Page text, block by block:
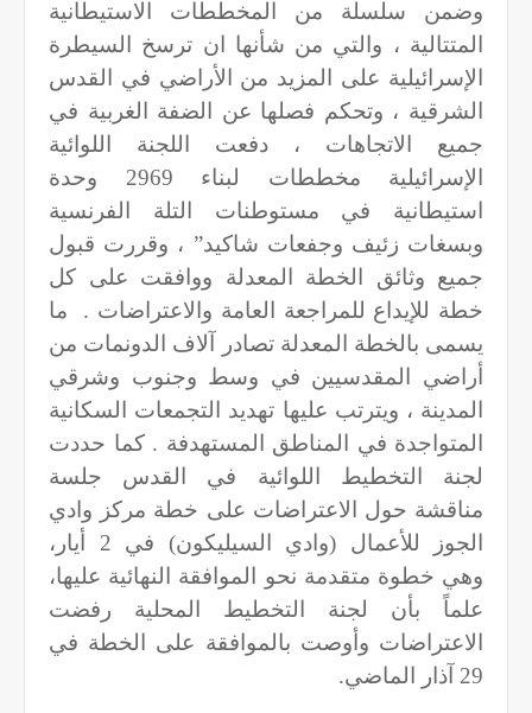
وضمن سلسلة من المخططات الاستيطانية
المتتالية ، والتي من شأنها ان ترسخ السيطرة
الإسرائيلية على المزيد من الأراضي في القدس
الشرقية ، وتحكم فصلها عن الضفة الغربية في
جميع الاتجاهات ، دفعت اللجنة اللوائية
الإسرائيلية مخططات لبناء 2969 وحدة
استيطانية في مستوطنات التلة الفرنسية
وبسغات زئيف وجفعات شاكيد” ، وقررت قبول
جميع وثائق الخطة المعدلة ووافقت على كل
خطة للإيداع للمراجعة العامة والاعتراضات .
ما
يسمى بالخطة المعدلة تصادر آلاف الدونمات من
أراضي المقدسيين في وسط وجنوب وشرقي
المدينة ، ويترتب عليها تهديد التجمعات السكانية
المتواجدة في المناطق المستهدفة . كما حددت
لجنة التخطيط اللوائية في القدس جلسة
مناقشة حول الاعتراضات على خطة مركز وادي
الجوز للأعمال (وادي السيليكون) في 2 أيار،
وهي خطوة متقدمة نحو الموافقة النهائية عليها،
علماً بأن لجنة التخطيط المحلية رفضت
الاعتراضات وأوصت بالموافقة على الخطة في
29 آذار الماضي
.